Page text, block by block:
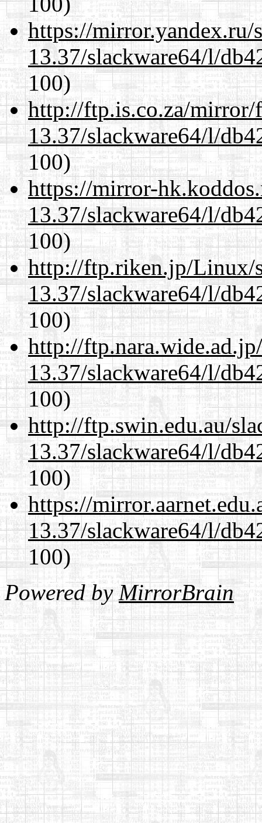
https://mirror.yandex.ru/
13.37/slackware64/l/
100)
http://ftp.is.co.za/mirror/
13.37/slackware64/l/
100)
https://mirror-
13.37/slackware64/l/
100)
http://ftp.riken.jp/Linux/
13.37/slackware64/l/
100)
http://
13.37/slackware64/l/
100)
http://ftp.swin.edu.au/
13.37/slackware64/l/
100)
https://
13.37/slackware64/l/
100)
Powered byMirrorBrain